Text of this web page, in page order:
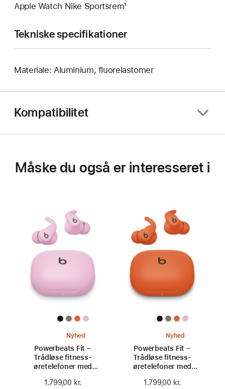
Apple Watch Nike Sportsrem¹
Tekniske specifikationer
Materiale: Aluminium, fluorelastomer
Kompatibilitet
Måske du også er interesseret i
Nyhed
Powerbeats Fit –
Trådløse fitness-
øretelefoner med
Powerfuld pink
1.799,00 kr.
Nyhed
Powerbeats Fit –
Trådløse fitness-
øretelefoner med
Opkvikkende orange
1.799,00 kr.